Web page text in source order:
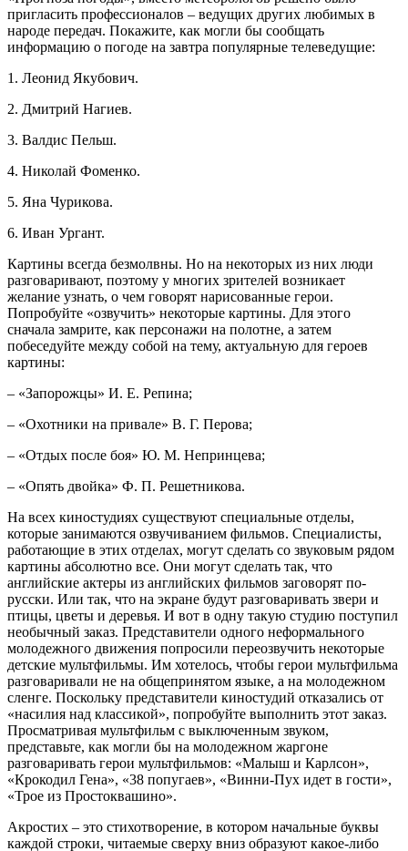
пригласить профессионалов – ведущих других любимых в
народе передач. Покажите, как могли бы сообщать
информацию о погоде на завтра популярные телеведущие:
1. Леонид Якубович.
2. Дмитрий Нагиев.
3. Валдис Пельш.
4. Николай Фоменко.
5. Яна Чурикова.
6. Иван Ургант.
Картины всегда безмолвны. Но на некоторых из них люди
разговаривают, поэтому у многих зрителей возникает
желание узнать, о чем говорят нарисованные герои.
Попробуйте «озвучить» некоторые картины. Для этого
сначала замрите, как персонажи на полотне, а затем
побеседуйте между собой на тему, актуальную для героев
картины:
– «Запорожцы» И. Е. Репина;
– «Охотники на привале» В. Г. Перова;
– «Отдых после боя» Ю. М. Непринцева;
– «Опять двойка» Ф. П. Решетникова.
Ha всех киностудиях существуют специальные отделы,
которые занимаются озвучиванием фильмов. Специалисты,
работающие в этих отделах, могут сделать со звуковым рядом
картины абсолютно все. Они могут сделать так, что
английские актеры из английских фильмов заговорят по-
русски. Или так, что на экране будут разговаривать звери и
птицы, цветы и деревья. И вот в одну такую студию поступил
необычный заказ. Представители одного неформального
молодежного движения попросили переозвучить некоторые
детские мультфильмы. Им хотелось, чтобы герои мультфильма
разговаривали не на общепринятом языке, а на молодежном
сленге. Поскольку представители киностудий отказались от
«насилия над классикой», попробуйте выполнить этот заказ.
Просматривая мультфильм с выключенным звуком,
представьте, как могли бы на молодежном жаргоне
разговаривать герои мультфильмов: «Малыш и Карлсон»,
«Крокодил Гена», «38 попугаев», «Винни-Пух идет в гости»,
«Трое из Простоквашино».
Акростих – это стихотворение, в котором начальные буквы
каждой строки, читаемые сверху вниз образуют какое-либо